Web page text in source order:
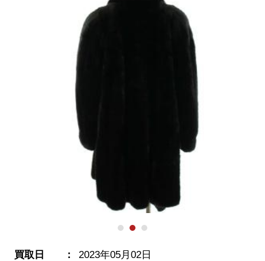
買取日
2023年05月02日